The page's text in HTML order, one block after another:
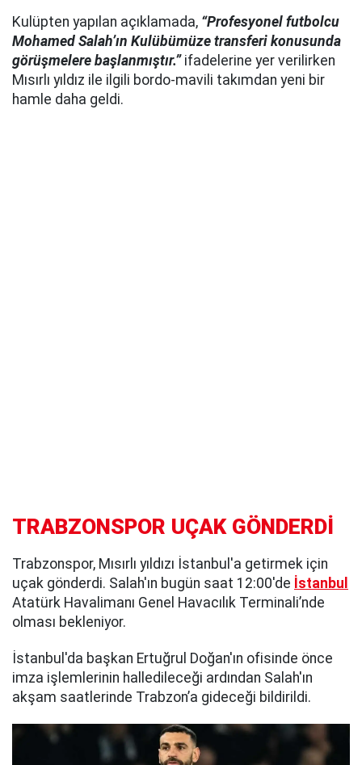
Kulüpten yapılan açıklamada, “Profesyonel futbolcu
Mohamed Salah’ın Kulübümüze transferi konusunda
görüşmelere başlanmıştır.”ifadelerine yer verilirken
Mısırlı yıldız ile ilgili bordo-mavili takımdan yeni bir
hamle daha geldi.
TRABZONSPOR UÇAK GÖNDERDİ
Trabzonspor, Mısırlı yıldızı İstanbul'a getirmek için
uçak gönderdi. Salah'ın bugün saat 12:00'de İstanbul
Atatürk Havalimanı Genel Havacılık Terminali’nde
olması bekleniyor.
İstanbul'da başkan Ertuğrul Doğan'ın ofisinde önce
imza işlemlerinin halledileceği ardından Salah'ın
akşam saatlerinde Trabzon’a gideceği bildirildi.